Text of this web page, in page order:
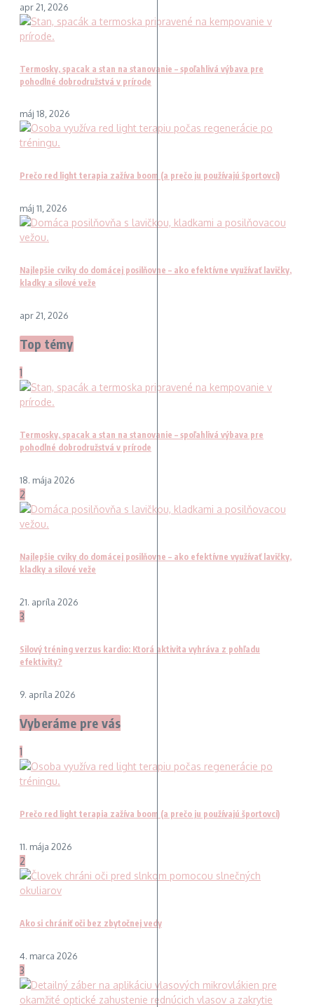
apr 21, 2026
Termosky, spacak a stan na stanovanie – spoľahlivá výbava pre
pohodlné dobrodružstvá v prírode
máj 18, 2026
Prečo red light terapia zažíva boom (a prečo ju používajú športovci)
máj 11, 2026
Najlepšie cviky do domácej posilňovne – ako efektívne využívať lavičky,
kladky a silové veže
apr 21, 2026
Top témy
1
Termosky, spacak a stan na stanovanie – spoľahlivá výbava pre
pohodlné dobrodružstvá v prírode
18. mája 2026
2
Najlepšie cviky do domácej posilňovne – ako efektívne využívať lavičky,
kladky a silové veže
21. apríla 2026
3
Silový tréning verzus kardio: Ktorá aktivita vyhráva z pohľadu
efektivity?
9. apríla 2026
Vyberáme pre vás
1
Prečo red light terapia zažíva boom (a prečo ju používajú športovci)
11. mája 2026
2
Ako si chrániť oči bez zbytočnej vedy
4. marca 2026
3